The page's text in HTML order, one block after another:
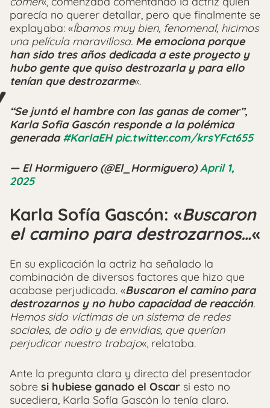
parecía no querer detallar, pero que finalmente se
explayaba: «Íbamos muy bien, fenomenal, hicimos
una película maravillosa. Me emociona porque
han sido tres años dedicada a este proyecto y
hubo gente que quiso destrozarla y para ello
tenían que destrozarme«.
“Se juntó el hambre con las ganas de comer”,
Karla Sofia Gascón responde a la polémica
generada#KarlaEH pic.twitter.com/krsYFct655
— El Hormiguero (@El_Hormiguero)April 1,
2025
Karla Sofía Gascón: «Buscaron
el camino para destrozarnos…«
En su explicación la actriz ha señalado la
combinación de diversos factores que hizo que
acabase perjudicada. «Buscaron el camino para
destrozarnos y no hubo capacidad de reacción.
Hemos sido víctimas de un sistema de redes
sociales, de odio y de envidias, que querían
perjudicar nuestro trabajo«, relataba.
Ante la pregunta clara y directa del presentador
sobre si hubiese ganado el Oscar si esto no
sucediera, Karla Sofía Gascón lo tenía claro.